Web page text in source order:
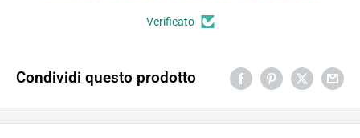
Verificato
Condividi questo prodotto